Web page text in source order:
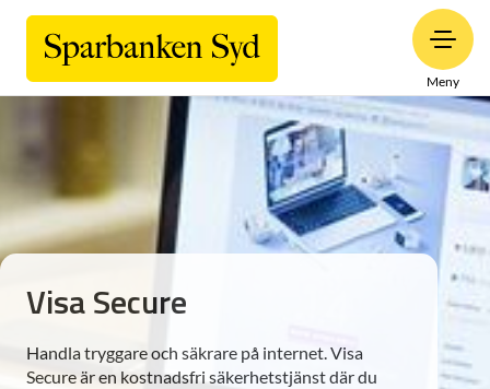
Meny
Visa Secure
Handla tryggare och säkrare på internet. Visa
Secure är en kostnadsfri säkerhetstjänst där du